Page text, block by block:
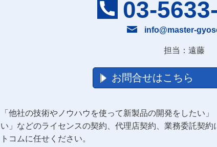
03-
info@master-
担当：遠藤
お問合せはこちら
「他社の技術やノウハウを使って新製品の開発をしたい
い」などのライセンスの契約、代理店契約、業務委託契
トコムに任せください。